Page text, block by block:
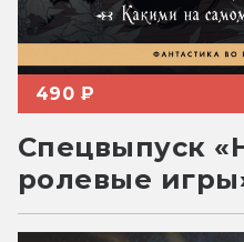
490 ₽
Спецвыпуск
ролевые